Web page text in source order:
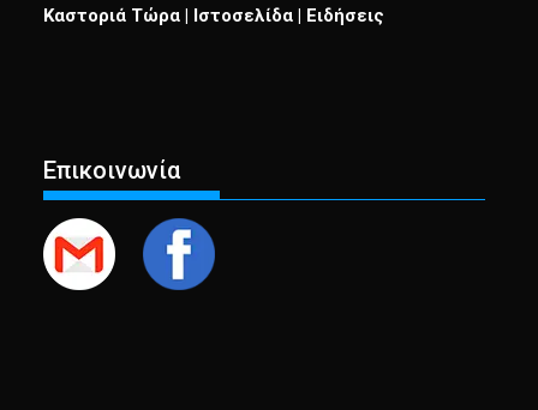
Καστοριά Τώρα | Ιστοσελίδα | Ειδήσεις
Επικοινωνία